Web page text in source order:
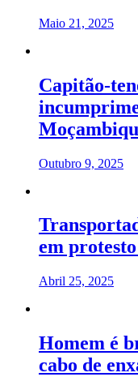
Maio 21, 2025
Capitão-
Outubro 9, 2025
em
Abril 25, 2025
Homem é
cabo de